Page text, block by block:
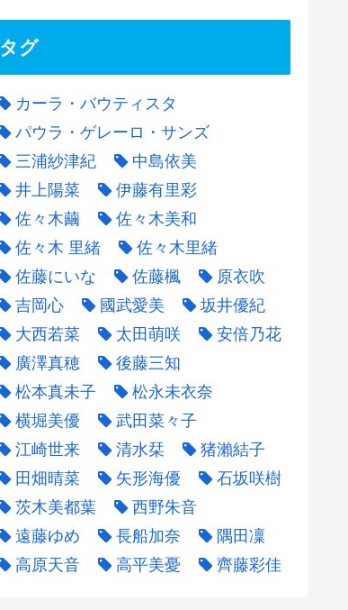
タグ
カーラ・バウティスタ
パウラ・ゲレーロ・サンズ
三浦紗津紀
中島依美
井上陽菜
伊藤有里彩
佐々木繭
佐々木美和
佐々木 里緒
佐々木里緒
佐藤にいな
佐藤楓
原衣吹
吉岡心
國武愛美
坂井優紀
大西若菜
太田萌咲
安倍乃花
廣澤真穂
後藤三知
松本真未子
松永未衣奈
横堀美優
武田菜々子
江崎世来
清水栞
猪瀨結子
田畑晴菜
矢形海優
石坂咲樹
茨木美都葉
西野朱音
遠藤ゆめ
長船加奈
隅田凜
高原天音
高平美憂 齊藤彩佳